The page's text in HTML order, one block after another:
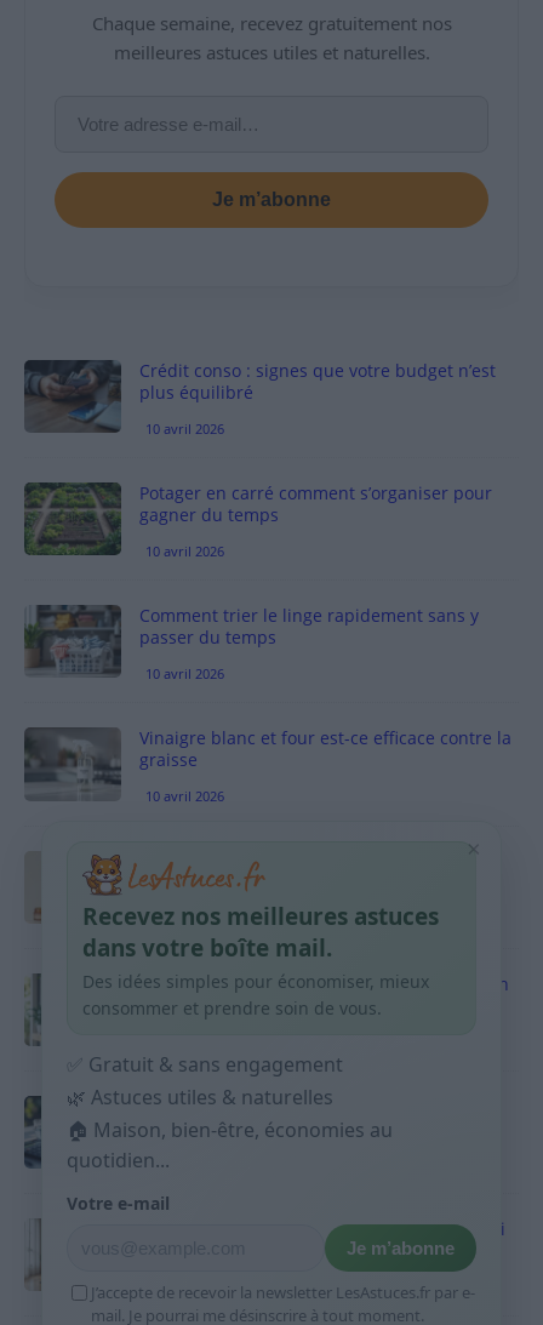
Chaque semaine, recevez gratuitement nos
meilleures astuces utiles et naturelles.
Je m’abonne
Crédit conso : signes que votre budget n’est
plus équilibré
10 avril 2026
Potager en carré comment s’organiser pour
gagner du temps
10 avril 2026
Comment trier le linge rapidement sans y
passer du temps
10 avril 2026
Vinaigre blanc et four est-ce efficace contre la
graisse
10 avril 2026
Taches pigmentaires : routine simple +
habitudes qui aident
9 avril 2026
Produits ménagers : comment économiser en
courses sans acheter 10 sprays
Budget mensuel : méthode rapide pour
répartir son salaire dès le jour de paie
9 avril 2026
Sport 10 minutes par jour est-ce utile et quoi
9 avril 2026
×
Recevez nos meilleures astuces
dans votre boîte mail.
Des idées simples pour économiser, mieux
consommer et prendre soin de vous.
✅ Gratuit & sans engagement
🌿 Astuces utiles & naturelles
🏠 Maison, bien-être, économies au
quotidien...
Votre e-mail
Je m’abonne
J’accepte de recevoir la newsletter LesAstuces.fr par e-
mail. Je pourrai me désinscrire à tout moment.